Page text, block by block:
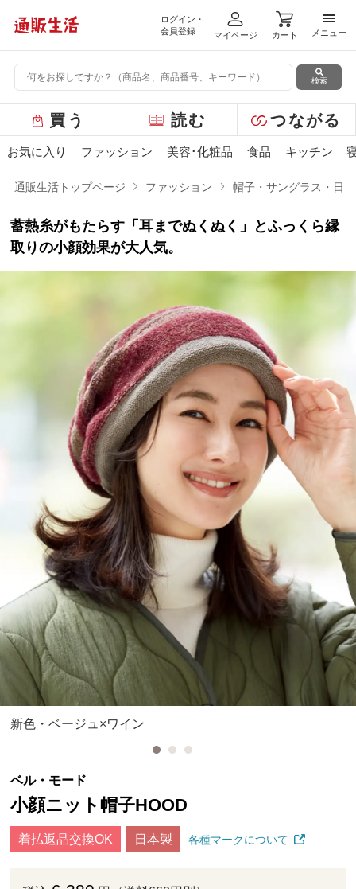
ログイン・
会員登録
マイページ カート
メニ
メニュー
検索
ー
バ
ュ
ー
買う 読む つながる
お気に入り ファッション 美容･化粧品 食品 キッチン
通販生活トップページ ファッション 帽子・サングラス・日
蓄熱糸がもたらす「耳までぬくぬく」とふっくら縁
取りの小顔効果が大人気。
新色・ベージュ×ワイン
ベル・モード
小顔ニット帽子HOOD
着払返品交換OK 日本製 各種マークについて